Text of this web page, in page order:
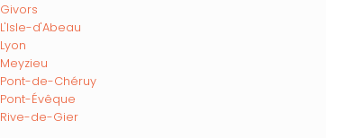
Givors
L'Isle-d'Abeau
Lyon
Meyzieu
Pont-de-Chéruy
Pont-Évêque
Rive-de-Gier